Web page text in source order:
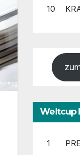
10
Weltcup
1